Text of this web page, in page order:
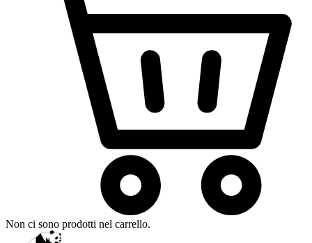
Non ci sono prodotti nel carrello.